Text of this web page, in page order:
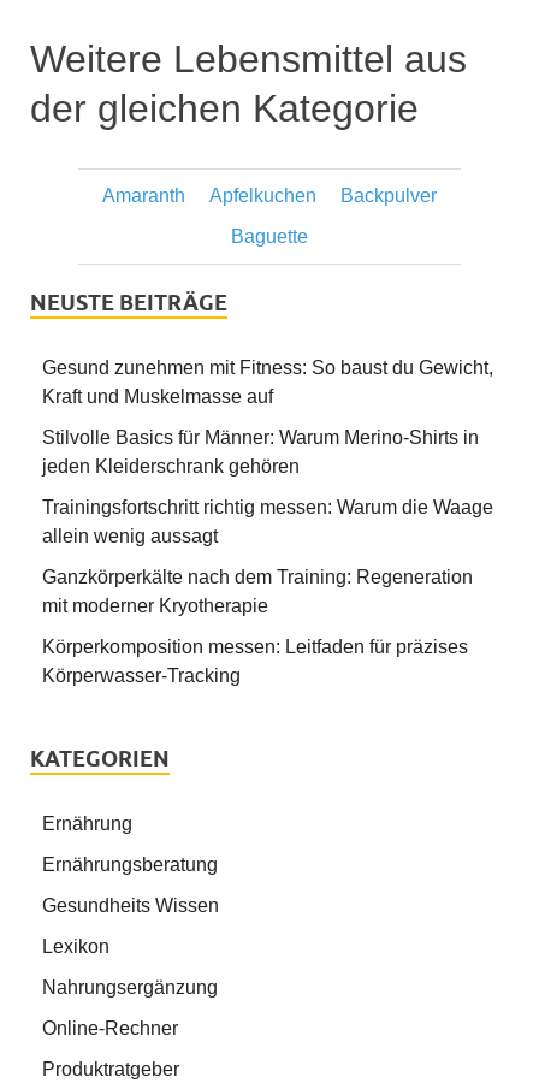
Weitere Lebensmittel aus
der gleichen Kategorie
Amaranth Apfelkuchen
Backpulver
Baguette
NEUSTE BEITRÄGE
Gesund zunehmen mit Fitness: So baust du Gewicht,
Kraft und Muskelmasse auf
Stilvolle Basics für Männer: Warum Merino-Shirts in
jeden Kleiderschrank gehören
Trainingsfortschritt richtig messen: Warum die Waage
allein wenig aussagt
Ganzkörperkälte nach dem Training: Regeneration
mit moderner Kryotherapie
Körperkomposition messen: Leitfaden für präzises
Körperwasser-Tracking
KATEGORIEN
Ernährung
Ernährungsberatung
Gesundheits Wissen
Lexikon
Nahrungsergänzung
Online-Rechner
Produktratgeber